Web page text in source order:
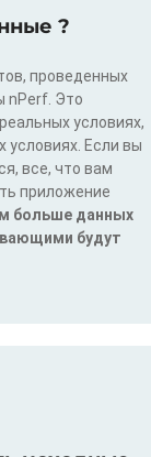
?
проведенных
nPerf. Это
условиях,
условиях. Если вы
все, что вам
приложение
больше данных
будут